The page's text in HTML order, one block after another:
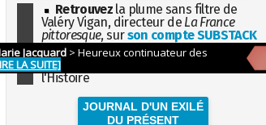
Retrouvez la plume sans filtre de
Valéry Vigan, directeur de La France
pittoresque, surson compte SUBSTACK
Il s'attarde sur l'actualité politique et
sociétale
l'Histoire
JOURNAL D'UN EXILÉ
DU PRÉSENT